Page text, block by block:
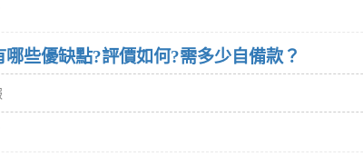
些優缺點?評價如何?需多少自備款？